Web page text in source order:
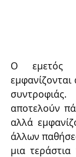
Ο εμετός
αποτελούν
αλλά
άλλων
μια